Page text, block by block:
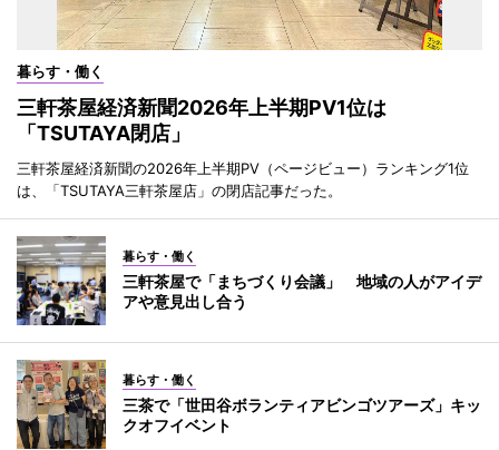
暮らす・働く
三軒茶屋経済新聞2026年上半期PV1位は
「TSUTAYA閉店」
三軒茶屋経済新聞の2026年上半期PV（ページビュー）ランキング1位
は、「TSUTAYA三軒茶屋店」の閉店記事だった。
暮らす・働く
三軒茶屋で「まちづくり会議」 地域の人がアイデ
アや意見出し合う
暮らす・働く
三茶で「世田谷ボランティアビンゴツアーズ」キッ
クオフイベント